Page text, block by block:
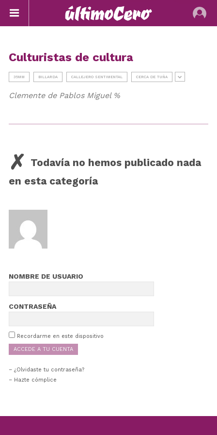
Culturistas de cultura
35MM BILLARDA CALLEJERO SENTIMENTAL CERCA DE TUÑA
Clemente de Pablos Miguel %
Todavía no hemos publicado nada
en esta categoría
NOMBRE DE USUARIO
CONTRASEÑA
Recordarme en este dispositivo
¿Olvidaste tu contraseña?
– Hazte cómplice